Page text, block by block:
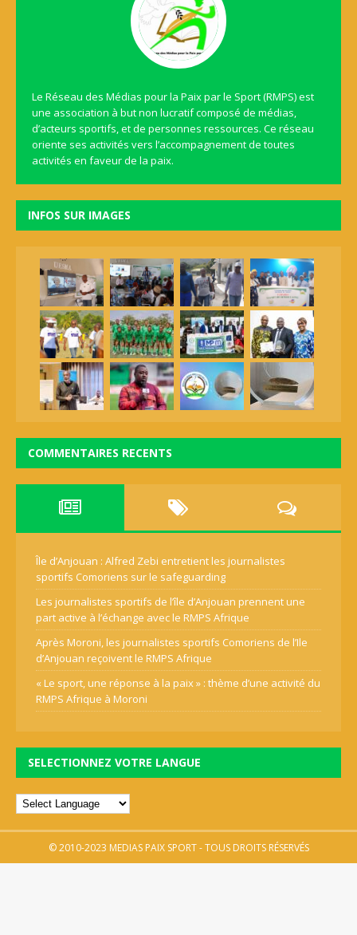
Le Réseau des Médias pour la Paix par le Sport (RMPS) est
une association à but non lucratif composé de médias,
d’acteurs sportifs, et de personnes ressources. Ce réseau
oriente ses activités vers l’accompagnement de toutes
activités en faveur de la paix.
INFOS SUR IMAGES
COMMENTAIRES RECENTS
Île d’Anjouan : Alfred Zebi entretient les journalistes
sportifs Comoriens sur le safeguarding
Les journalistes sportifs de l’île d’Anjouan prennent une
part active à l’échange avec le RMPS Afrique
Après Moroni, les journalistes sportifs Comoriens de l’Ile
d’Anjouan reçoivent le RMPS Afrique
« Le sport, une réponse à la paix » : thème d’une activité du
RMPS Afrique à Moroni
SELECTIONNEZ VOTRE LANGUE
© 2010-2023 MEDIAS PAIX SPORT - TOUS DROITS RÉSERVÉS